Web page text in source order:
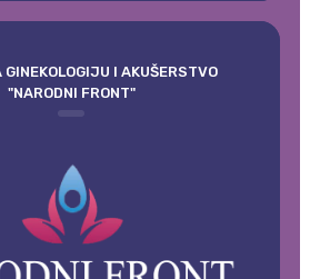
GINEKOLOGIJU I AKUŠERSTVO
"NARODNI FRONT"